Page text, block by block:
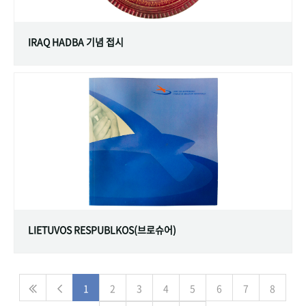
IRAQ HADBA 기념 접시
LIETUVOS RESPUBLKOS(브로슈어)
1 2 3 4 5 6 7 8